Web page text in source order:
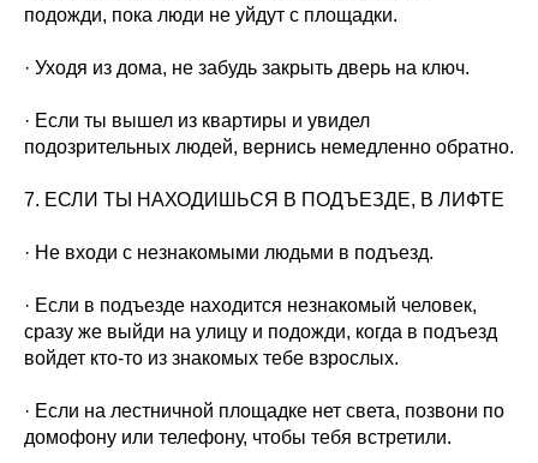
подожди, пока люди не уйдут с площадки.
· Уходя из дома, не забудь закрыть дверь на ключ.
· Если ты вышел из квартиры и увидел
подозрительных людей, вернись немедленно обратно.
7. ЕСЛИ ТЫ НАХОДИШЬСЯ В ПОДЪЕЗДЕ, В ЛИФТЕ
· Не входи с незнакомыми людьми в подъезд.
· Если в подъезде находится незнакомый человек,
сразу же выйди на улицу и подожди, когда в подъезд
войдет кто-то из знакомых тебе взрослых.
· Если на лестничной площадке нет света, позвони по
домофону или телефону, чтобы тебя встретили.